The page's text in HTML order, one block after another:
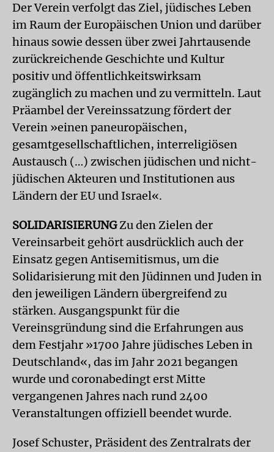
Der Verein verfolgt das Ziel, jüdisches Leben
im Raum der Europäischen Union und darüber
hinaus sowie dessen über zwei Jahrtausende
zurückreichende Geschichte und Kultur
positiv und öffentlichkeitswirksam
zugänglich zu machen und zu vermitteln. Laut
Präambel der Vereinssatzung fördert der
Verein »einen paneuropäischen,
gesamtgesellschaftlichen, interreligiösen
Austausch (…) zwischen jüdischen und nicht-
jüdischen Akteuren und Institutionen aus
Ländern der EU und Israel«.
SOLIDARISIERUNGZu den Zielen der
Vereinsarbeit gehört ausdrücklich auch der
Einsatz gegen Antisemitismus, um die
Solidarisierung mit den Jüdinnen und Juden in
den jeweiligen Ländern übergreifend zu
stärken. Ausgangspunkt für die
Vereinsgründung sind die Erfahrungen aus
dem Festjahr »1700 Jahre jüdisches Leben in
Deutschland«, das im Jahr 2021 begangen
wurde und coronabedingt erst Mitte
vergangenen Jahres nach rund 2400
Veranstaltungen offiziell beendet wurde.
Josef Schuster, Präsident des Zentralrats der